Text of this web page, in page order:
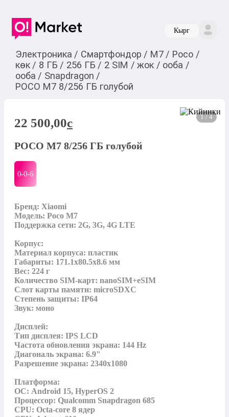
Кырг
Электроника / Смартфондор / M7 / Poco /
көк / 8 ГБ / 256 ГБ / 2 SIM / жок / ооба /
ооба / Snapdragon /
POCO M7 8/256 ГБ голубой
1 / 4
22 500,00c
POCO M7 8/256 ГБ голубой
0-0-6
Бренд: Xiaomi
Модель: Poco M7
Поддержка сети: 2G, 3G, 4G LTE
Корпус:
Материал корпуса: пластик
Габариты: 171.1x80.5x8.6 мм
Вес: 224 г
Количество SIM-карт: nanoSIM+eSIM
Слот карты памяти: microSDXC
Степень защиты: IP64
Звук: моно
Дисплей:
Тип дисплея: IPS LCD
Частота обновления экрана: 144 Hz
Диагональ экрана: 6.9"
Разрешение экрана: 2340x1080
Платформа:
ОС: Android 15, HyperOS 2
Процессор: Qualcomm Snapdragon 685
CPU: Octa-core 8 ядер